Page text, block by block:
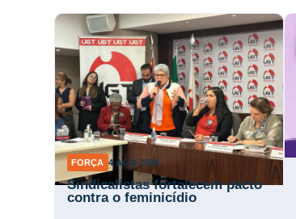
FORÇA 4 AGO 2026
Sindicalistas fortalecem pacto
contra o feminicídio